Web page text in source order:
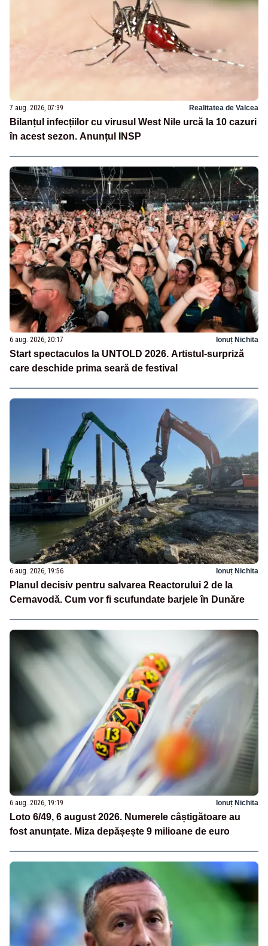
7 aug. 2026, 07:39 Realitatea de Valcea
Bilanțul infecțiilor cu virusul West Nile urcă la 10 cazuri
în acest sezon. Anunțul INSP
6 aug. 2026, 20:17 Ionuț Nichita
Start spectaculos la UNTOLD 2026. Artistul-surpriză
care deschide prima seară de festival
6 aug. 2026, 19:56 Ionuț Nichita
Planul decisiv pentru salvarea Reactorului 2 de la
Cernavodă. Cum vor fi scufundate barjele în Dunăre
6 aug. 2026, 19:19 Ionuț Nichita
Loto 6/49, 6 august 2026. Numerele câștigătoare au
fost anunțate. Miza depășește 9 milioane de euro